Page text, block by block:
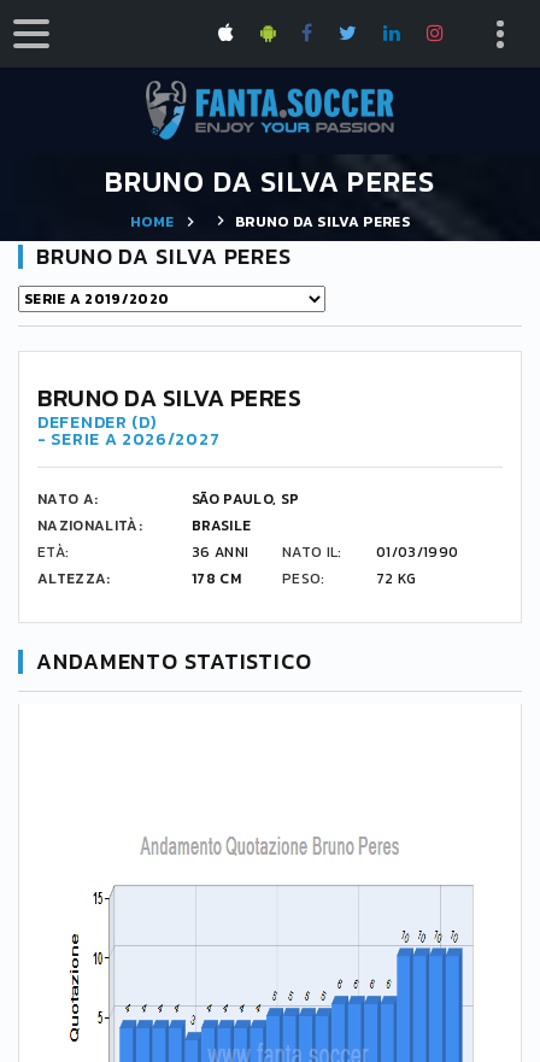
BRUNO DA SILVA PERES
HOME BRUNO DA SILVA PERES
BRUNO DA SILVA PERES
BRUNO DA SILVA PERES
DEFENDER (D)
- SERIE A 2026/2027
NATO A:
SÃO PAULO, SP
NAZIONALITÀ:
BRASILE
ETÀ:
36 ANNI NATO IL:
01/03/1990
ALTEZZA:
178 CM PESO: 72 KG
ANDAMENTO STATISTICO